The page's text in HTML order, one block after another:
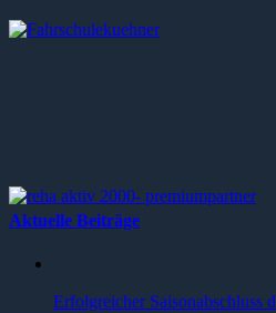
Aktuelle Beiträge
Erfolgreicher Saisonabschluss